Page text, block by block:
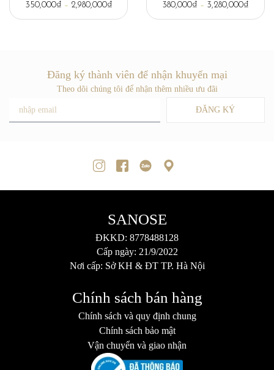
350,000₫ – 2,980,000₫ 380,000₫ – 3,280,000₫
Đăng ký thành viên để nhận khuyến mại
Theo dõi chúng tôi để nhận thêm nhiều ưu đãi
ĐĂNG KÝ
SANOSE
ĐKKD: 8778488128
Cấp ngày: 21/9/2022
Nơi cấp: Sở KH & ĐT TP. Hà Nội
Chính sách bán hàng
Chính sách và quy định chung
Chính sách bảo mật
Vận chuyển và giao nhận